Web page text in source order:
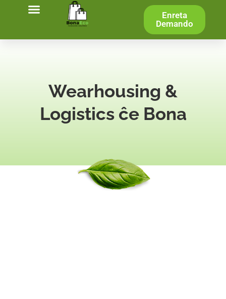
Enreta
Demando
Wearhousing &
Logistics ĉe Bona